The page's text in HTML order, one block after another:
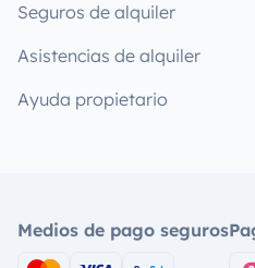
Seguros de alquiler
Asistencias de alquiler
Ayuda propietario
Medios de pago seguros